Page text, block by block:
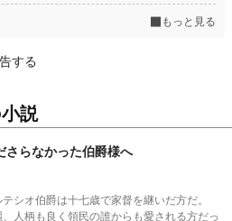
もっと見る
する
説
さらなかった伯爵様へ
シオ伯爵は十七歳で家督を継いだ方だ。
人柄も良く領民の誰からも愛される方だっ